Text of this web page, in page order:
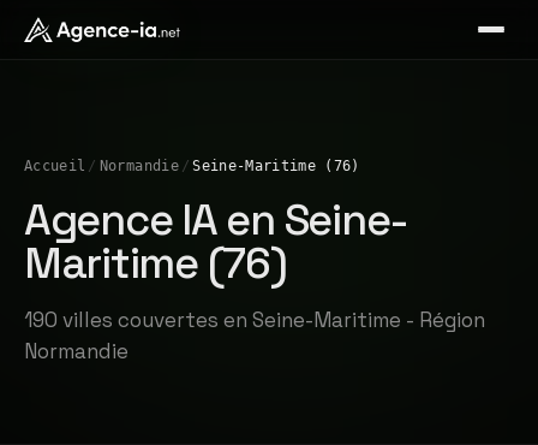
Accueil / Normandie / Seine-Maritime (76)
Agence IA en Seine-
Maritime (76)
190 villes couvertes en Seine-Maritime - Région
Normandie